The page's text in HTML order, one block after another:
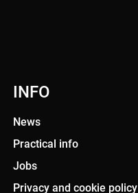
INFO
News
Practical info
Jobs
Privacy and cookie policy